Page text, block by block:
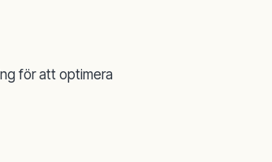
för att optimera